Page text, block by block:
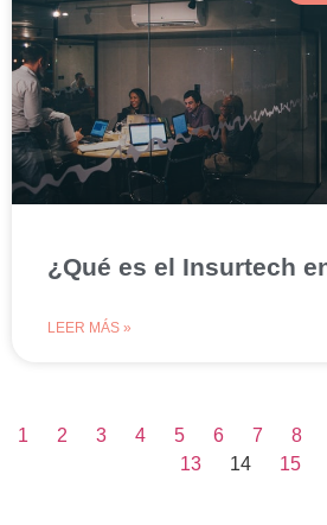
¿Qué es el Insurtech
LEER MÁS »
1 2 3 4 5 6 7 8
13
14 15